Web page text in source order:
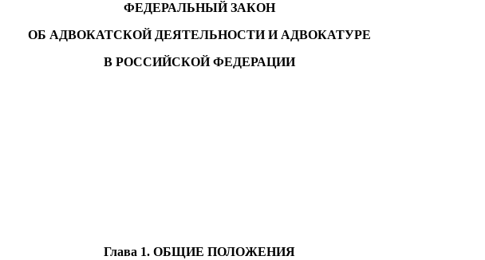
ФЕДЕРАЛЬНЫЙ ЗАКОН
ОБ АДВОКАТСКОЙ ДЕЯТЕЛЬНОСТИ И АДВОКАТУРЕ
В РОССИЙСКОЙ ФЕДЕРАЦИИ
Глава 1. ОБЩИЕ ПОЛОЖЕНИЯ